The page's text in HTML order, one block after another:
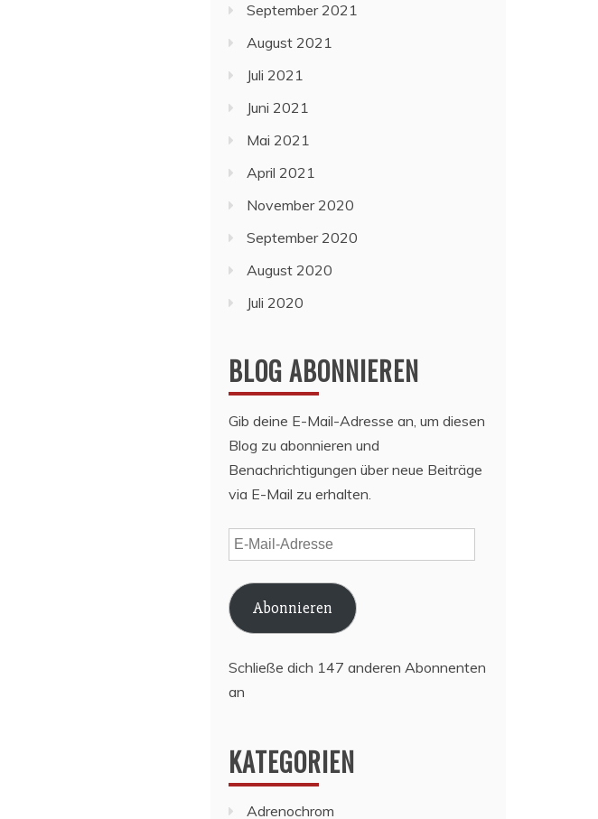
September 2021
August 2021
Juli 2021
Juni 2021
Mai 2021
April 2021
November 2020
September 2020
August 2020
Juli 2020
BLOG ABONNIEREN
Gib deine E-Mail-Adresse an, um diesen
Blog zu abonnieren und
Benachrichtigungen über neue Beiträge
via E-Mail zu erhalten.
E-
Mail-
Adresse
Abonnieren
Schließe dich 147 anderen Abonnenten
an
KATEGORIEN
Adrenochrom